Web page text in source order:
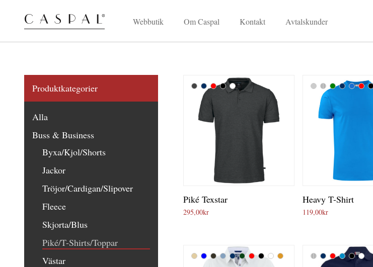
Webbutik Om Caspal Kontakt Avtalskunder
Produktkategorier
Alla
Buss & Business
Byxa/Kjol/Shorts
Jackor
Tröjor/Cardigan/Slipover
Fleece
Skjorta/Blus
Piké/T-Shirts/Toppar
Västar
Piké Texstar
295,00kr
Heavy T-Shirt
119,00kr